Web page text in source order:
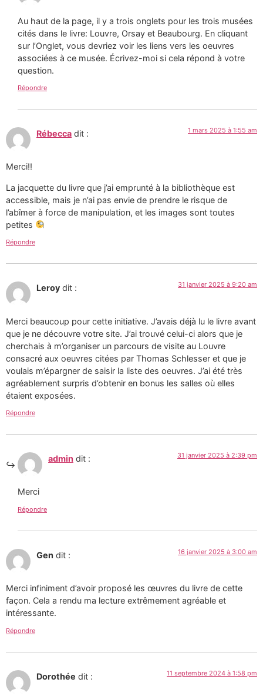
Au haut de la page, il y a trois onglets pour les trois musées
cités dans le livre: Louvre, Orsay et Beaubourg. En cliquant
sur l’Onglet, vous devriez voir les liens vers les oeuvres
associées à ce musée. Écrivez-moi si cela répond à votre
question.
Répondre
Rébecca dit : 1 mars 2025 à 1:55 am
Merci!!
La jacquette du livre que j’ai emprunté à la bibliothèque est
accessible, mais je n’ai pas envie de prendre le risque de
l’abîmer à force de manipulation, et les images sont toutes
petites
Répondre
Leroy dit : 31 janvier 2025 à 9:20 am
Merci beaucoup pour cette initiative. J’avais déjà lu le livre avant
que je ne découvre votre site. J’ai trouvé celui-ci alors que je
cherchais à m’organiser un parcours de visite au Louvre
consacré aux oeuvres citées par Thomas Schlesser et que je
voulais m’épargner de saisir la liste des oeuvres. J’ai été très
agréablement surpris d’obtenir en bonus les salles où elles
étaient exposées.
Répondre
admin dit : 31 janvier 2025 à 2:39 pm
Merci
Répondre
Gen dit : 16 janvier 2025 à 3:00 am
Merci infiniment d’avoir proposé les œuvres du livre de cette
façon. Cela a rendu ma lecture extrêmement agréable et
intéressante.
Répondre
Dorothée dit : 11 septembre 2024 à 1:58 pm